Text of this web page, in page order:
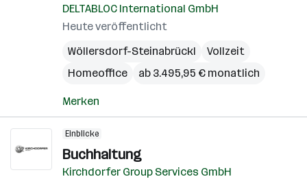
DELTABLOC International GmbH
Heute veröffentlicht
Wöllersdorf-Steinabrückl
Vollzeit
Homeoffice
ab 3.495,95 € monatlich
Merken
Einblicke
Buchhaltung
Kirchdorfer Group Services GmbH